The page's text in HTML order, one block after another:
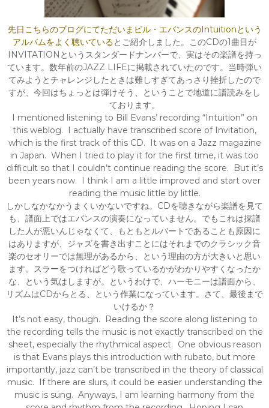
先日こちらのブログにてただいまビル・エバンスのIntuitionという
アルバムをよく聴いているとご紹介しました。このCDの1曲目が
INVITATIONというスタンダードナンバーで、実はその楽譜を持っ
ています。数年前のJAZZ LIFEに掲載されていたのです。当時弾い
てみようとチャレンジしたときは難しすぎてあっさり挫折したので
すが、今回はちょっとは弾けそう、ということで地道に譜読みをし
ております。
I mentioned listening to Bill Evans’ recording “Intuition” on
this weblog. I actually have transcribed score of Invitation,
which is the first track of this CD. It was on a Jazz magazine
in Japan. When I tried to play it for the first time, it was too
difficult so that I couldn’t continue reading the score. But it’s
been years now. I think I am a little improved and start over
reading the music little by little.
しかしなかなかうまくいかないですね。CDを聴きながら楽譜を見て
も、譜面上ではエバンスの演奏になっていません。でもこれは採譜
した人が悪いんじゃなくて、もともとルバートであることも原因に
はありますが、ジャズを書き出すことにはそれまでのクラシック音
楽のセオリーでは無理があるから、という理由の方が大きいと思い
ます。スラーをつければどう歌っているかがわかりやすくなったか
な、という気はしますが。というわけで、ハーモニーは譜面から、
リズムはCDからとる、という作業になっています。さて、最後まで
いけるか？
It’s not easy, though. Reading the score along listening to
the recording tells the music is not exactly transcribed on the
sheet, especially the rhythmical aspect. One obvious reason
is that Evans plays this introduction with rubato, but more
importantly, jazz can’t be transcribed in the theory of classical
music. If there are slurs, it could be easier understanding the
music is sung. Anyways, I am learning harmony from the